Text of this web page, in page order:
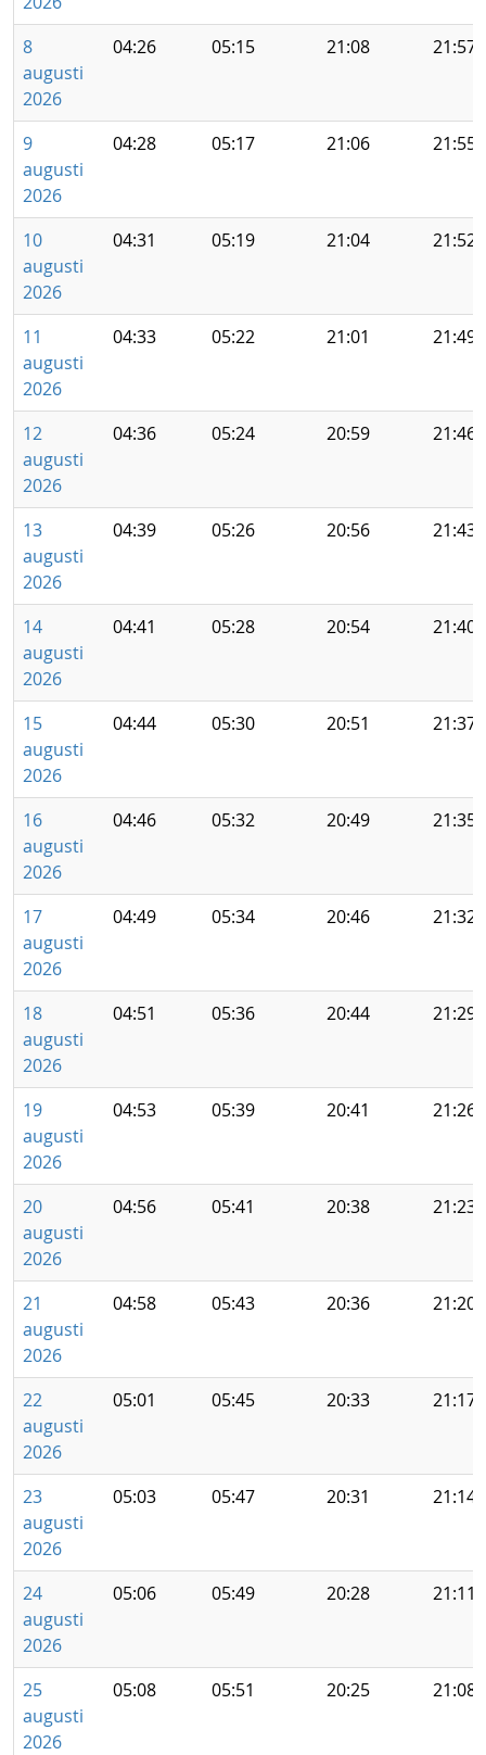
8
augusti
2026
04:26 05:15 21:08 21:57
9
augusti
2026
04:28 05:17 21:06 21:55
10
augusti
2026
04:31 05:19 21:04 21:52
11
augusti
2026
04:33 05:22 21:01 21:49
12
augusti
2026
04:36 05:24 20:59 21:46
13
augusti
2026
04:39 05:26 20:56 21:43
14
augusti
2026
04:41 05:28 20:54 21:40
15
augusti
2026
04:44 05:30 20:51 21:37
16
augusti
2026
04:46 05:32 20:49 21:35
17
augusti
2026
04:49 05:34 20:46 21:32
18
augusti
2026
04:51 05:36 20:44 21:29
19
augusti
2026
04:53 05:39 20:41 21:26
20
augusti
2026
04:56 05:41 20:38 21:23
21
augusti
2026
04:58 05:43 20:36 21:20
22
augusti
2026
05:01 05:45 20:33 21:17
23
augusti
2026
05:03 05:47 20:31 21:14
24
augusti
2026
05:06 05:49 20:28 21:11
25
augusti
2026
05:08 05:51 20:25 21:08